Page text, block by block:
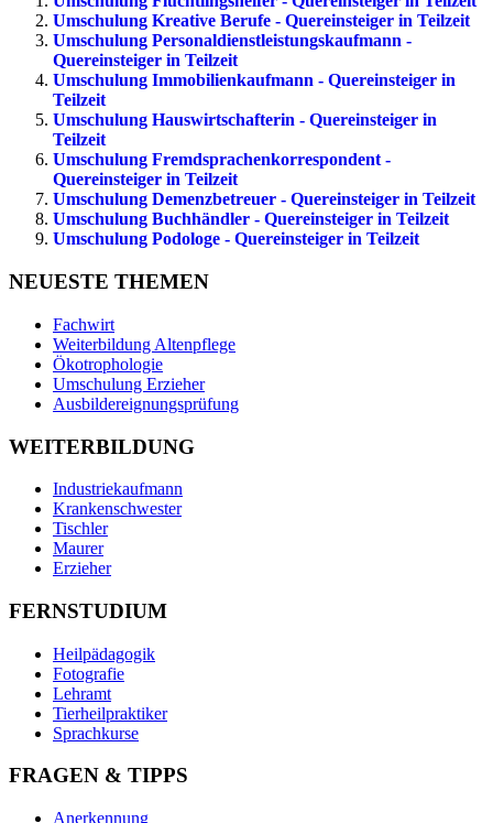
Umschulung Kreative Berufe - Quereinsteiger in Teilzeit
Umschulung Personaldienstleistungskaufmann -
Quereinsteiger in Teilzeit
Umschulung Immobilienkaufmann - Quereinsteiger in
Teilzeit
Umschulung Hauswirtschafterin - Quereinsteiger in
Teilzeit
Umschulung Fremdsprachenkorrespondent -
Quereinsteiger in Teilzeit
Umschulung Demenzbetreuer - Quereinsteiger in Teilzeit
Umschulung Buchhändler - Quereinsteiger in Teilzeit
Umschulung Podologe - Quereinsteiger in Teilzeit
NEUESTE THEMEN
Fachwirt
Weiterbildung Altenpflege
Ökotrophologie
Umschulung Erzieher
Ausbildereignungsprüfung
WEITERBILDUNG
Industriekaufmann
Krankenschwester
Tischler
Maurer
Erzieher
FERNSTUDIUM
Heilpädagogik
Fotografie
Lehramt
Tierheilpraktiker
Sprachkurse
FRAGEN & TIPPS
Anerkennung